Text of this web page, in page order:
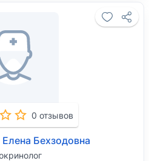
0 отзывов
Бехзодовна